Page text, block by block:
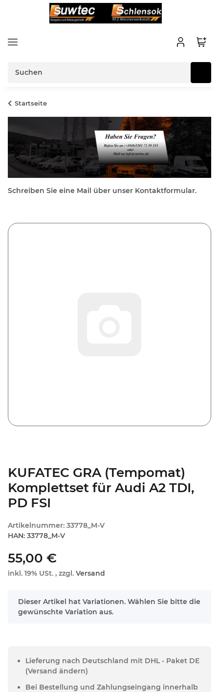
Startseite
Schreiben Sie eine Mail über unser Kontaktformular.
KUFATEC GRA (Tempomat)
Komplettset für Audi A2 TDI,
PD FSI
Artikelnummer: 33778_M-V
HAN: 33778_M-V
55,00 €
inkl. 19% USt. , zzgl. Versand
x
Dieser Artikel hat Variationen. Wählen Sie bitte die
gewünschte Variation aus.
Lieferung nach Deutschland mit DHL - Paket DE
(Versand ändern)
Bei Bestellung und Zahlungseingang innerhalb